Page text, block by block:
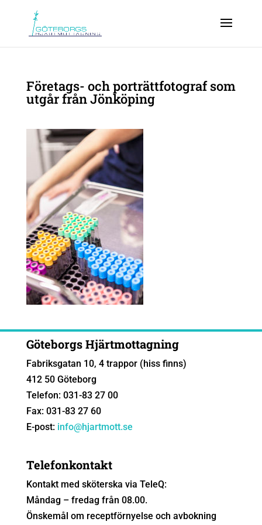
Företags- och porträttfotograf som
utgår från Jönköping
Göteborgs Hjärtmottagning
Fabriksgatan 10, 4 trappor (hiss finns)
412 50 Göteborg
Telefon: 031-83 27 00
Fax: 031-83 27 60
E-post: info@hjartmott.se
Telefonkontakt
Kontakt med sköterska via TeleQ:
Måndag – fredag från 08.00.
Önskemål om receptförnyelse och avbokning